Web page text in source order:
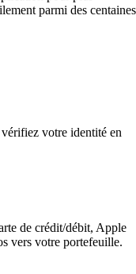
parmi des centaines
votre identité en
de crédit/débit, Apple
vers votre portefeuille.